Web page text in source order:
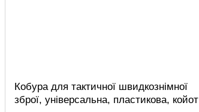
Кобура для тактичної швидкознімної
зброї, універсальна, пластикова, койот